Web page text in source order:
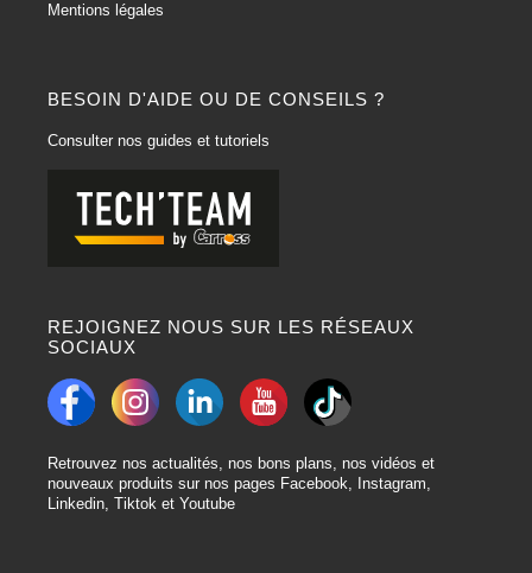
BESOIN D'AIDE OU DE CONSEILS ?
Consulter nos guides et tutoriels
REJOIGNEZ NOUS SUR LES RÉSEAUX
SOCIAUX
Retrouvez nos actualités, nos bons plans, nos vidéos et
nouveaux produits sur nos pages Facebook, Instagram,
Linkedin, Tiktok et Youtube
Mentions légales